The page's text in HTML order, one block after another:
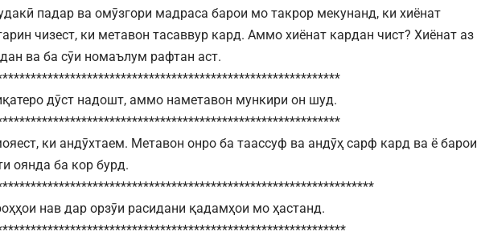
падар ва омӯзгори мадраса барои мо такрор мекунанд, ки хиёнат
чизест, ки метавон тасаввур кард. Аммо хиёнат кардан чист? Хиёнат аз
ва ба сӯи номаълум рафтан аст.
дӯст надошт, аммо наметавон мункири он шуд.
ки андӯхтаем. Метавон онро ба таассуф ва андӯҳ сарф кард ва ё барои
оянда ба кор бурд.
нав дар орзӯи расидани қадамҳои мо ҳастанд.